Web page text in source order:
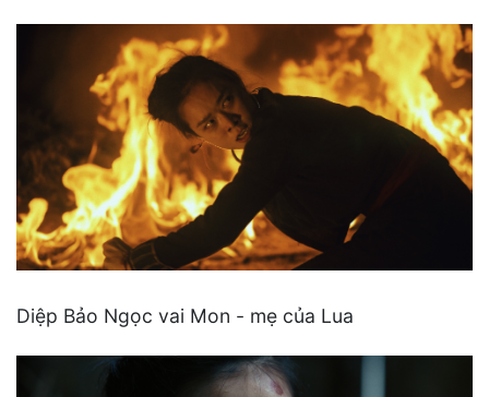
Diệp Bảo Ngọc vai Mon - mẹ của Lua